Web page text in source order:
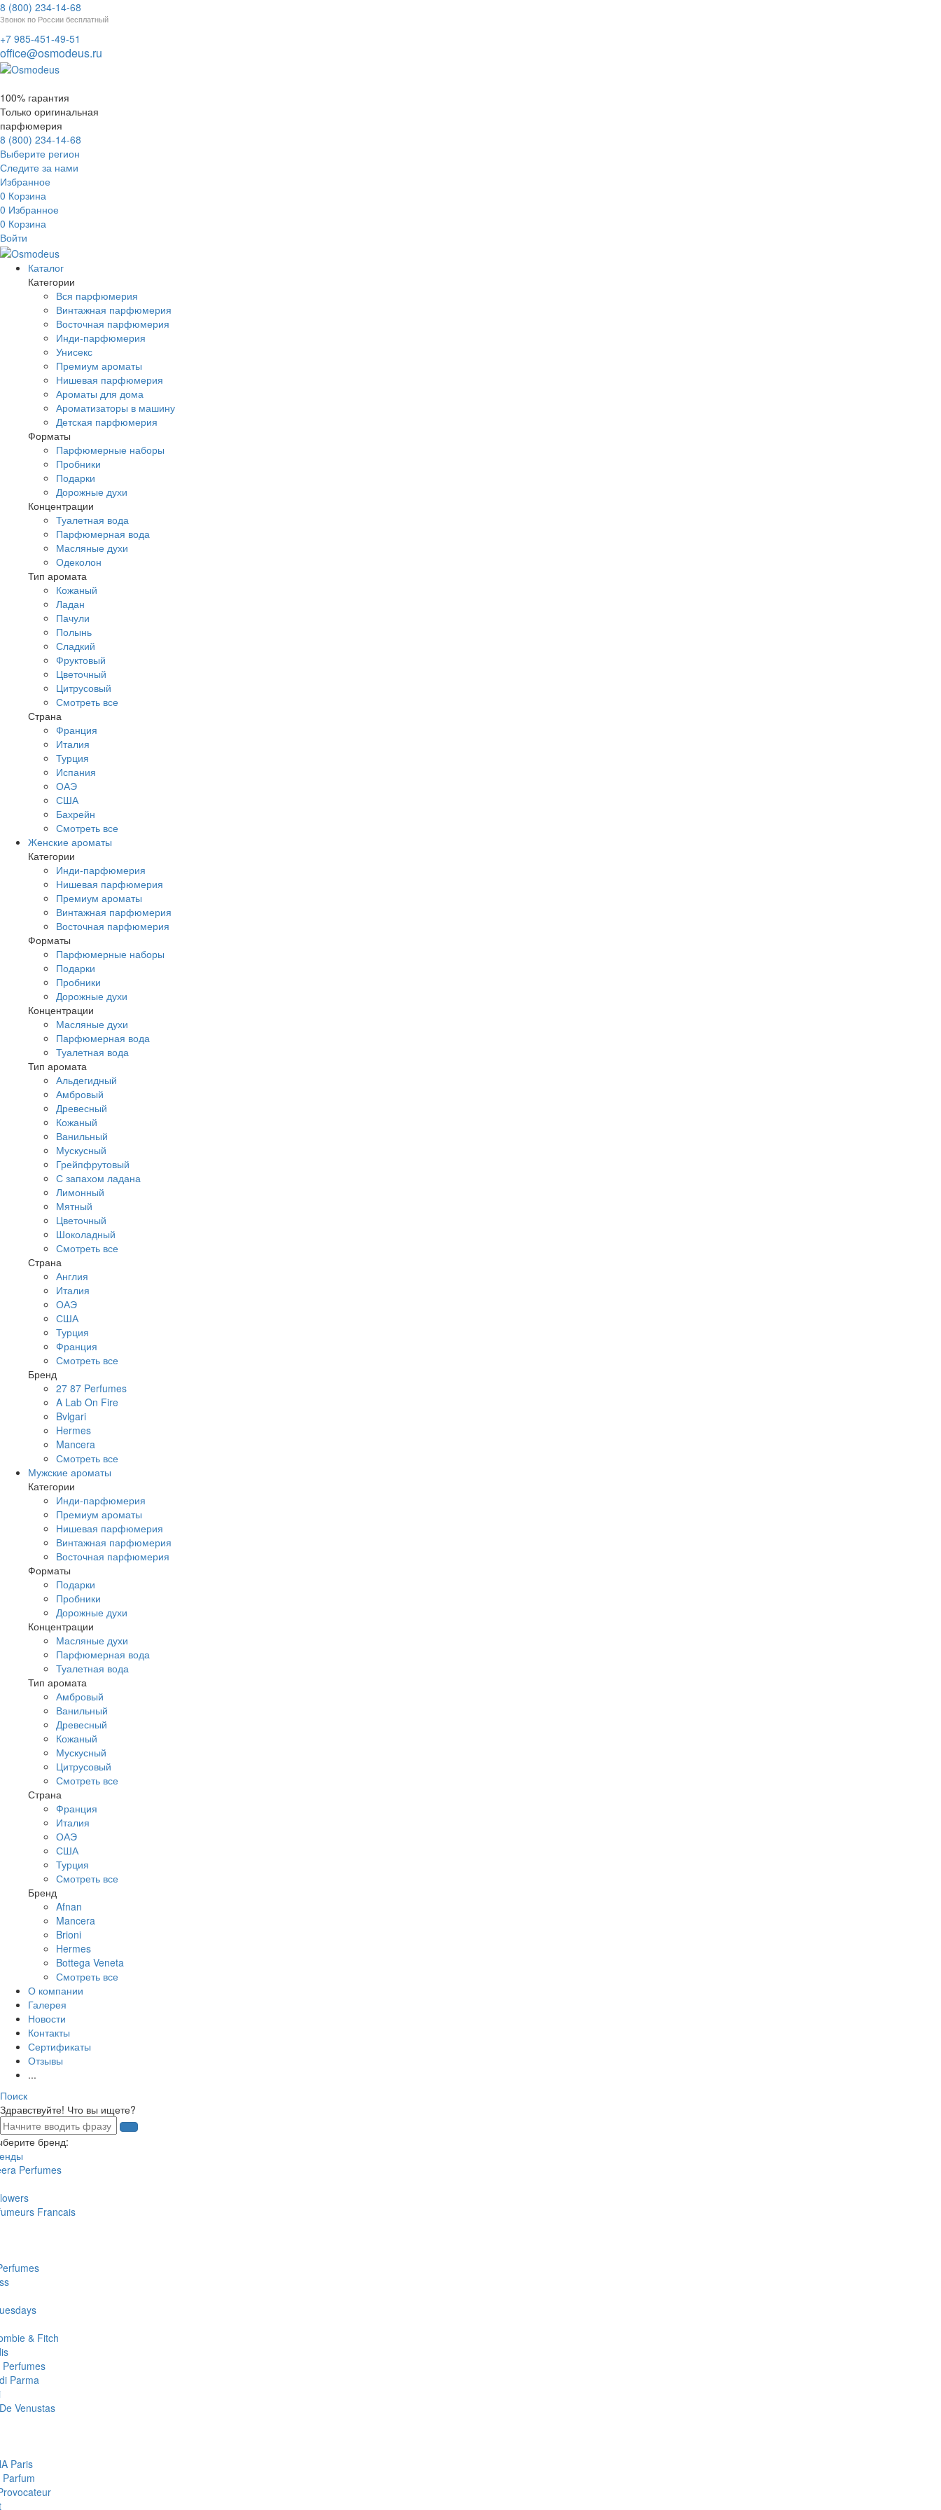
8 (800) 234-14-68
Звонок по России бесплатный
+7 985-451-49-51
office@osmodeus.ru
100% гарантия
Только оригинальная
парфюмерия
8 (800) 234-14-68
Выберите регион
Следите за нами
Избранное
0 Корзина
0 Избранное
0 Корзина
Войти
Каталог
Категории
Вся парфюмерия
Винтажная парфюмерия
Восточная парфюмерия
Инди-парфюмерия
Унисекс
Премиум ароматы
Нишевая парфюмерия
Ароматы для дома
Ароматизаторы в машину
Детская парфюмерия
Форматы
Парфюмерные наборы
Пробники
Подарки
Дорожные духи
Концентрации
Туалетная вода
Парфюмерная вода
Масляные духи
Одеколон
Тип аромата
Кожаный
Ладан
Пачули
Полынь
Сладкий
Фруктовый
Цветочный
Цитрусовый
Смотреть все
Страна
Франция
Италия
Турция
Испания
ОАЭ
США
Бахрейн
Смотреть все
Женские ароматы
Категории
Инди-парфюмерия
Нишевая парфюмерия
Премиум ароматы
Винтажная парфюмерия
Восточная парфюмерия
Форматы
Парфюмерные наборы
Подарки
Пробники
Дорожные духи
Концентрации
Масляные духи
Парфюмерная вода
Туалетная вода
Тип аромата
Альдегидный
Амбровый
Древесный
Кожаный
Ванильный
Мускусный
Грейпфрутовый
С запахом ладана
Лимонный
Мятный
Цветочный
Шоколадный
Смотреть все
Страна
Англия
Италия
ОАЭ
США
Турция
Франция
Смотреть все
Бренд
27 87 Perfumes
A Lab On Fire
Bvlgari
Hermes
Mancera
Смотреть все
Мужские ароматы
Категории
Инди-парфюмерия
Премиум ароматы
Нишевая парфюмерия
Винтажная парфюмерия
Восточная парфюмерия
Форматы
Подарки
Пробники
Дорожные духи
Концентрации
Масляные духи
Парфюмерная вода
Туалетная вода
Тип аромата
Амбровый
Ванильный
Древесный
Кожаный
Мускусный
Цитрусовый
Смотреть все
Страна
Франция
Италия
ОАЭ
США
Турция
Смотреть все
Бренд
Afnan
Mancera
Brioni
Hermes
Bottega Veneta
Смотреть все
О компании
Галерея
Новости
Контакты
Сертификаты
Отзывы
...
Поиск
Здравствуйте! Что вы ищете?
бренд:
Perfumes
Francais
& Fitch
Perfumes
Parma
Venustas
Paris